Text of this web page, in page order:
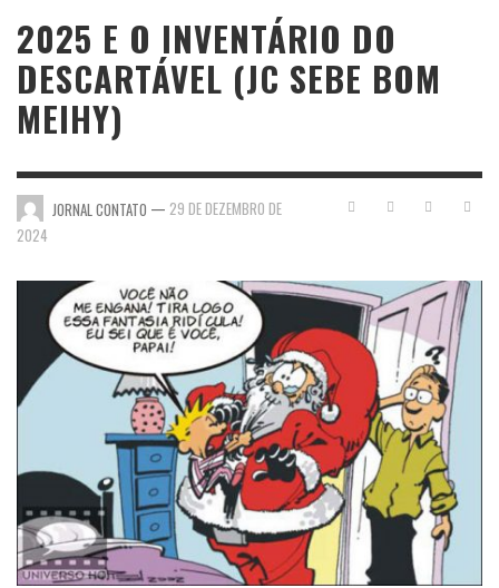
2025 E O INVENTÁRIO DO
DESCARTÁVEL (JC SEBE BOM
MEIHY)
JORNAL CONTATO — 29 DE DEZEMBRO DE
2024